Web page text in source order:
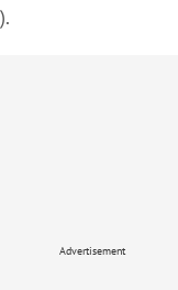
Advertisement